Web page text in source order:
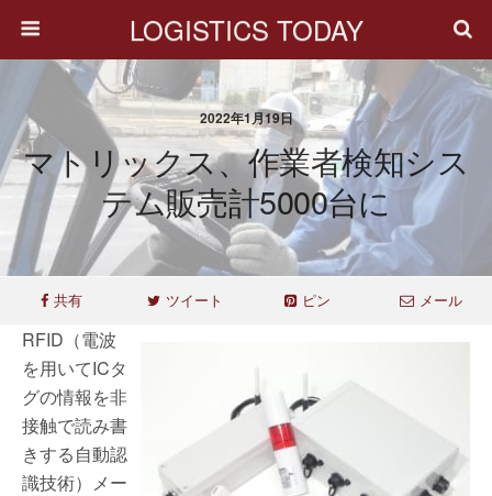
LOGISTICS TODAY
2022年1月19日
マトリックス、作業者検知シス
テム販売計5000台に
共有 ツイート ピン メール
RFID（電波
を用いてICタ
グの情報を非
接触で読み書
きする自動認
識技術）メー